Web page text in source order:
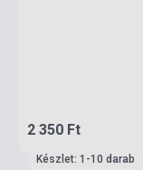
2 350 Ft
Készlet: 1-10 darab